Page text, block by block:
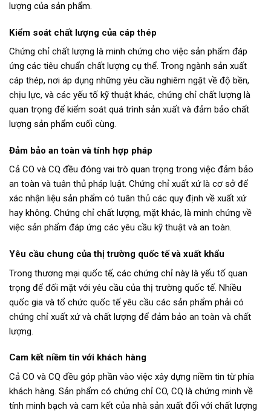
lượng của sản phẩm.
Kiểm soát chất lượng của cáp thép
Chứng chỉ chất lượng là minh chứng cho việc sản phẩm đáp
ứng các tiêu chuẩn chất lượng cụ thể. Trong ngành sản xuất
cáp thép, nơi áp dụng những yêu cầu nghiêm ngặt về độ bền,
chịu lực, và các yếu tố kỹ thuật khác, chứng chỉ chất lượng là
quan trọng để kiểm soát quá trình sản xuất và đảm bảo chất
lượng sản phẩm cuối cùng.
Đảm bảo an toàn và tính hợp pháp
Cả CO và CQ đều đóng vai trò quan trọng trong việc đảm bảo
an toàn và tuân thủ pháp luật. Chứng chỉ xuất xứ là cơ sở để
xác nhận liệu sản phẩm có tuân thủ các quy định về xuất xứ
hay không. Chứng chỉ chất lượng, mặt khác, là minh chứng về
việc sản phẩm đáp ứng các yêu cầu kỹ thuật và an toàn.
Yêu cầu chung của thị trường quốc tế và xuất khẩu
Trong thương mại quốc tế, các chứng chỉ này là yếu tố quan
trọng để đối mặt với yêu cầu của thị trường quốc tế. Nhiều
quốc gia và tổ chức quốc tế yêu cầu các sản phẩm phải có
chứng chỉ xuất xứ và chất lượng để đảm bảo an toàn và chất
lượng.
Cam kết niềm tin với khách hàng
Cả CO và CQ đều góp phần vào việc xây dựng niềm tin từ phía
khách hàng. Sản phẩm có chứng chỉ CO, CQ là chứng minh về
tính minh bạch và cam kết của nhà sản xuất đối với chất lượng